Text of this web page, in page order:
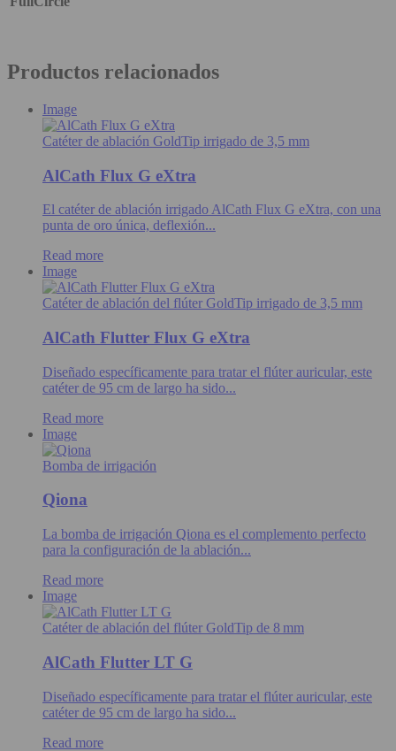
Productos relacionados
Image
Catéter de ablación GoldTip irrigado de 3,5 mm
AlCath Flux G eXtra
El catéter de ablación irrigado AlCath Flux G eXtra, con una
punta de oro única, deflexión...
Read more
Image
Catéter de ablación del flúter GoldTip irrigado de 3,5 mm
AlCath Flutter Flux G eXtra
Diseñado específicamente para tratar el flúter auricular, este
catéter de 95 cm de largo ha sido...
Read more
Image
Bomba de irrigación
Qiona
La bomba de irrigación Qiona es el complemento perfecto
para la configuración de la ablación...
Read more
Image
Catéter de ablación del flúter GoldTip de 8 mm
AlCath Flutter LT G
Diseñado específicamente para tratar el flúter auricular, este
catéter de 95 cm de largo ha sido...
Read more